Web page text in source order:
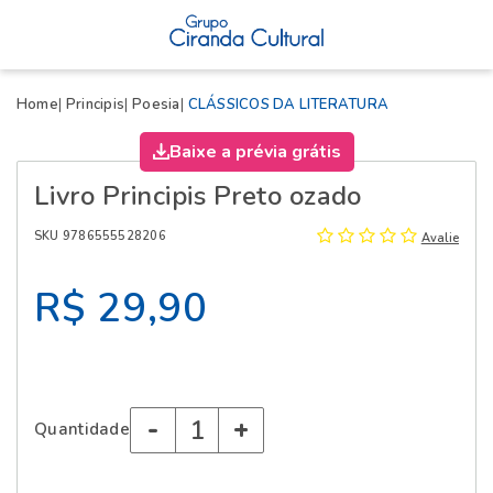
Home Principis Poesia CLÁSSICOS DA LITERATURA
Baixe a prévia grátis
Livro Principis Preto ozado
SKU 9786555528206 Avalie
R$ 29,90
Quantidade - +